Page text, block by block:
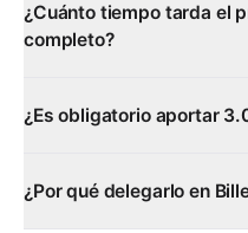
¿Cuánto tiempo tarda el
completo?
¿Es obligatorio aportar
¿Por qué delegarlo en